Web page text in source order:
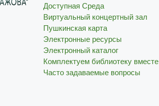
Доступная Среда
Виртуальный концертный зал
Пушкинская карта
Электронные ресурсы
Электронный каталог
Комплектуем библиотеку вместе
Часто задаваемые вопросы